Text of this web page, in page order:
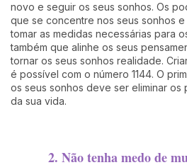
novo e seguir os seus sonhos. Os
que se concentre nos seus sonhos
tomar as medidas necessárias para
também que alinhe os seus
tornar os seus sonhos realidade.
é possível com o número 1144. O
os seus sonhos deve ser eliminar os
da sua vida.
2. Não tenha medo de